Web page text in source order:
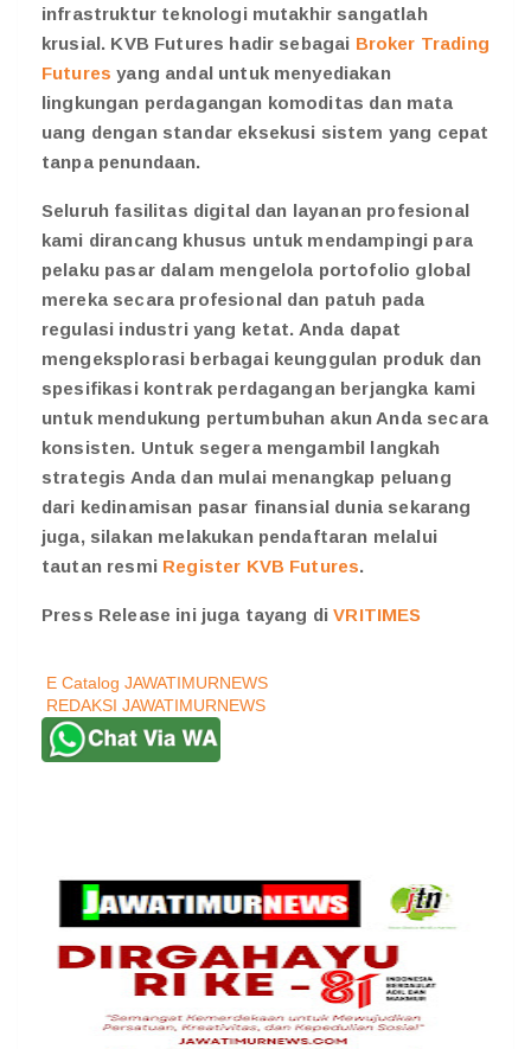
infrastruktur teknologi mutakhir sangatlah
krusial. KVB Futures hadir sebagai Broker Trading
Futures yang andal untuk menyediakan
lingkungan perdagangan komoditas dan mata
uang dengan standar eksekusi sistem yang cepat
tanpa penundaan.
Seluruh fasilitas digital dan layanan profesional
kami dirancang khusus untuk mendampingi para
pelaku pasar dalam mengelola portofolio global
mereka secara profesional dan patuh pada
regulasi industri yang ketat. Anda dapat
mengeksplorasi berbagai keunggulan produk dan
spesifikasi kontrak perdagangan berjangka kami
untuk mendukung pertumbuhan akun Anda secara
konsisten. Untuk segera mengambil langkah
strategis Anda dan mulai menangkap peluang
dari kedinamisan pasar finansial dunia sekarang
juga, silakan melakukan pendaftaran melalui
tautan resmi Register KVB Futures.
Press Release ini juga tayang diVRITIMES
E Catalog JAWATIMURNEWS
REDAKSI JAWATIMURNEWS